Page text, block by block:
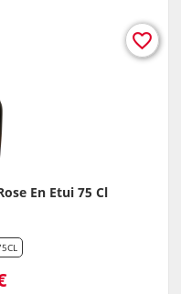
En Etui 75 Cl
favorite_border